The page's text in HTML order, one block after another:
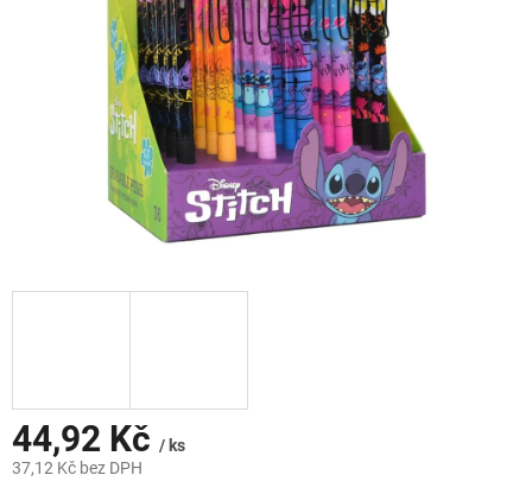
44,92 Kč / ks
37,12 Kč bez DPH